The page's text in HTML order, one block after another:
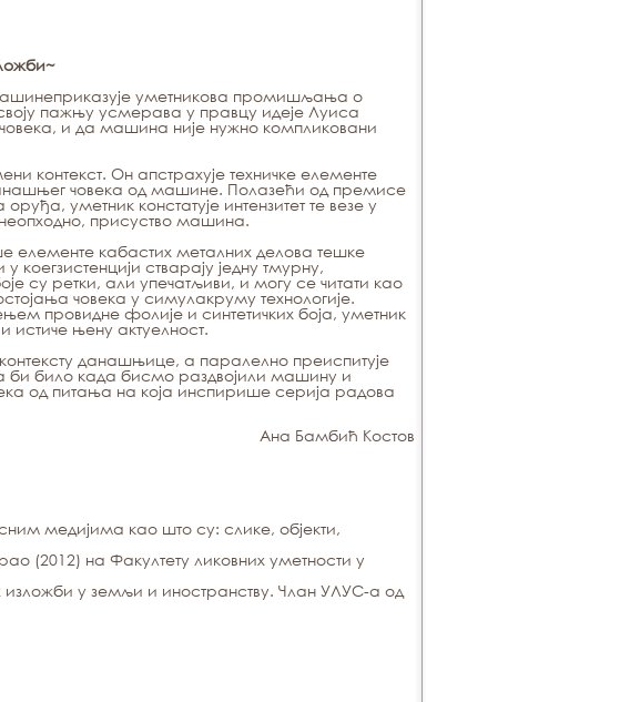
приказује уметникова промишљања о
пажњу усмерава у правцу идеје Луиса
и да машина није нужно компликовани
контекст. Он апстрахује техничке елементе
човека од машине. Полазећи од премисе
уметник констатује интензитет те везе у
присуство машина.
кабастих металних делова тешке
стварају једну тмурну,
су ретки, али упечатљиви, и могу се читати као
човека у симулакруму технологије.
провидне фолије и синтетичких боја, уметник
истиче њену актуелност.
данашњице, а паралелно преиспитује
би било када бисмо раздвојили машину и
од питања на која инспирише серија радова
Ана Бамбић Костов
медијима као што су: слике, објекти,
(2012) на Факултету ликовних уметности у
изложби у земљи и иностранству. Члан УЛУС-а од